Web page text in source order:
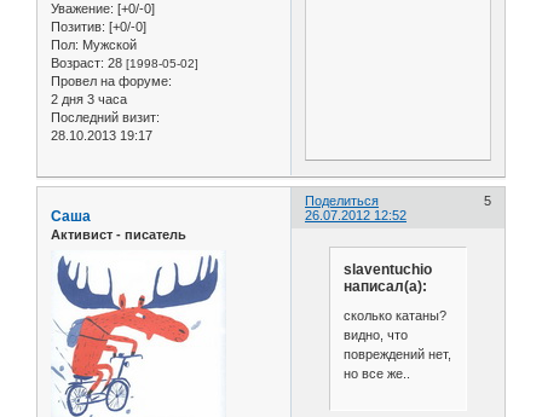
Уважение: [+0/-0]
Позитив: [+0/-0]
Пол: Мужской
Возраст: 28 [1998-05-02]
Провел на форуме:
2 дня 3 часа
Последний визит:
28.10.2013 19:17
Поделиться
5
26.07.2012 12:52
Саша
Активист - писатель
slaventuchio
написал(а):
сколько катаны?
видно, что
повреждений нет,
но все же..